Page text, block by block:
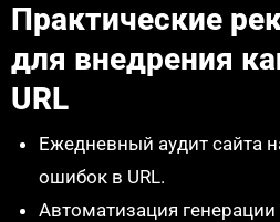
Практические
для внедрения
URL
Ежедневный аудит сайта
ошибок в URL.
Автоматизация